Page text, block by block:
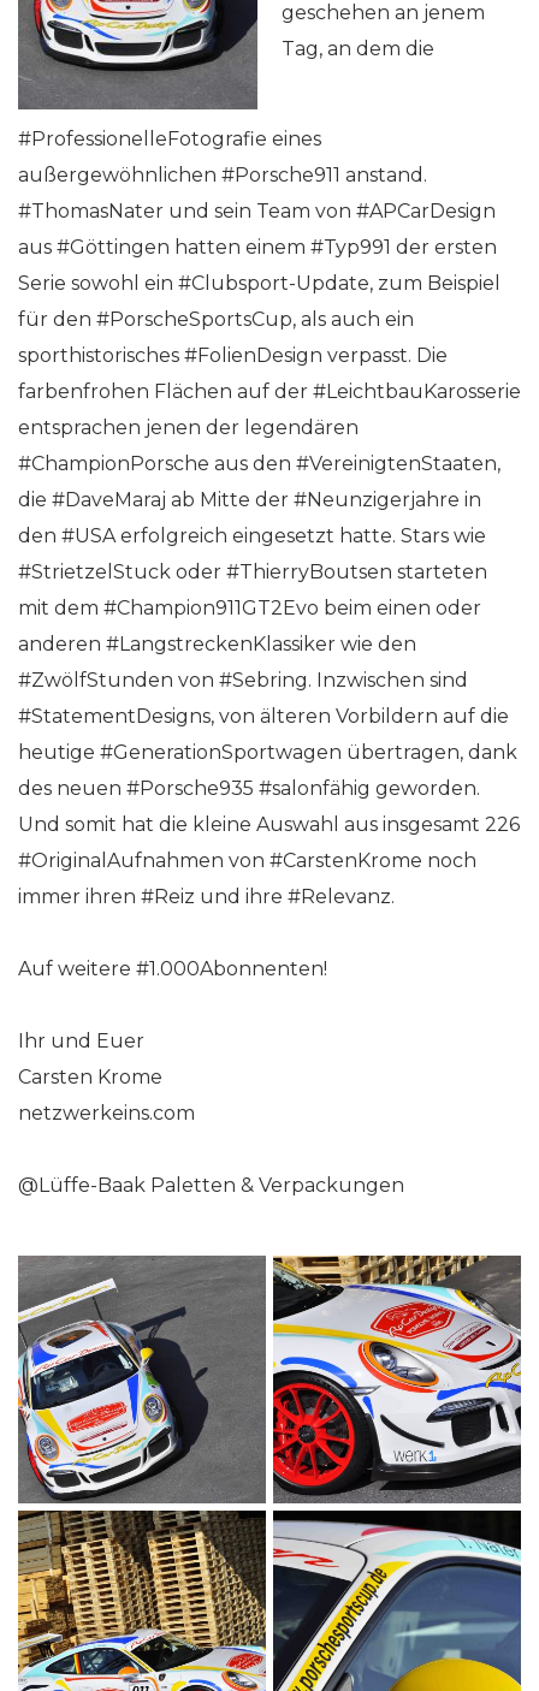
geschehen an jenem
Tag, an dem die
#ProfessionelleFotografie eines
außergewöhnlichen #Porsche911 anstand.
#ThomasNater und sein Team von #APCarDesign
aus #Göttingen hatten einem #Typ991 der ersten
Serie sowohl ein #Clubsport-Update, zum Beispiel
für den #PorscheSportsCup, als auch ein
sporthistorisches #FolienDesign verpasst. Die
farbenfrohen Flächen auf der #LeichtbauKarosserie
entsprachen jenen der legendären
#ChampionPorsche aus den #VereinigtenStaaten,
die #DaveMaraj ab Mitte der #Neunzigerjahre in
den #USA erfolgreich eingesetzt hatte. Stars wie
#StrietzelStuck oder #ThierryBoutsen starteten
mit dem #Champion911GT2Evo beim einen oder
anderen #LangstreckenKlassiker wie den
#ZwölfStunden von #Sebring. Inzwischen sind
#StatementDesigns, von älteren Vorbildern auf die
heutige #GenerationSportwagen übertragen, dank
des neuen #Porsche935 #salonfähig geworden.
Und somit hat die kleine Auswahl aus insgesamt 226
#OriginalAufnahmen von #CarstenKrome noch
immer ihren #Reiz und ihre #Relevanz.
Auf weitere #1.000Abonnenten!
Ihr und Euer
Carsten Krome
netzwerkeins.com
@Lüffe-Baak Paletten & Verpackungen